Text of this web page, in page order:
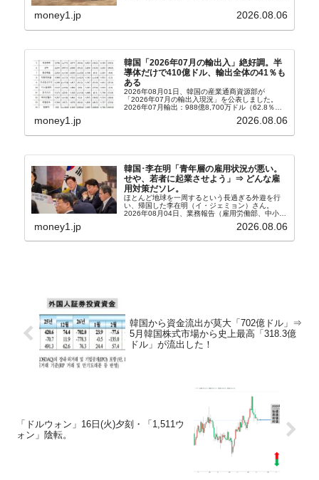
から以下に一部を引きます。2005年に初めて...
money1.jp 2026.08.06
韓国「2026年07月の輸出入」絶好調。半
導体だけで410億ドル、輸出全体の41％も
ある
2026年08月01日、韓国の産業通商資源部が
「2026年07月の輸出入現況」を公表しました。
2026年07月輸出：988億8,700万ドル（62.8％）
輸入：685億6,300万ドル（26.5％）貿易収支：
money1.jp 2026.08.06
韓国･李在明「青年層の雇用状況が悪い。
せや、若者に起業させよう」⇒ どんな雇
用対策だソレ。
ほとんど地球を一周するという長過ぎる外遊を行
い、帰国した李在明（イ・ジェミョン）さん。
2026年08月04日、業務報告（雇用労働部、中小ベ
上、韓国大統領に成りおおせた李在明（イ・ジェミ
money1.jp 2026.08.06
韓国から資金流出が莫大「702億ドル」⇒
5月韓国株式市場から史上最高「318.3億
ドル」が流出した！
「ドルウォン」16日(火)夕刻・「1,511ウ
ォン」陰転。